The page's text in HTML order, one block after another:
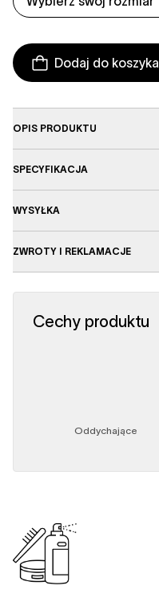
Dodaj do koszyka
OPIS PRODUKTU
SPECYFIKACJA
WYSYŁKA
ZWROTY I REKLAMACJE
Cechy produktu
Oddychające